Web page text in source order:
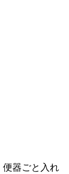
便器ごと入れ